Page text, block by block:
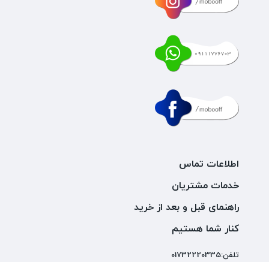
اطلاعات تماس
خدمات مشتریان
راهنمای قبل و بعد از خرید
کنار شما هستیم
تلفن:01732220335